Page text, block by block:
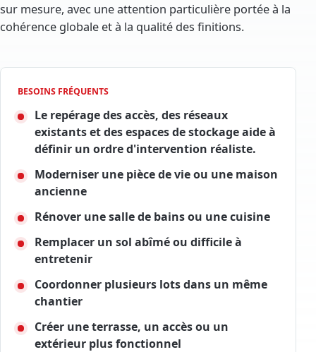
sur mesure, avec une attention particulière portée à la
cohérence globale et à la qualité des finitions.
BESOINS FRÉQUENTS
Le repérage des accès, des réseaux
existants et des espaces de stockage aide à
définir un ordre d'intervention réaliste.
Moderniser une pièce de vie ou une maison
ancienne
Rénover une salle de bains ou une cuisine
Remplacer un sol abîmé ou difficile à
entretenir
Coordonner plusieurs lots dans un même
chantier
Créer une terrasse, un accès ou un
extérieur plus fonctionnel